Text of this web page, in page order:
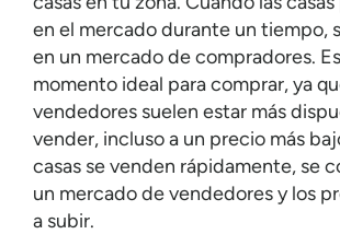
en el mercado durante un tiempo,
en un mercado de compradores.
momento ideal para comprar, ya
vendedores suelen estar más
vender, incluso a un precio más
casas se venden rápidamente, se
un mercado de vendedores y los
a subir.